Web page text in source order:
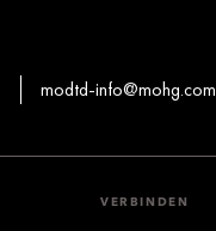
modtd-info@mohg.com
VERBINDEN